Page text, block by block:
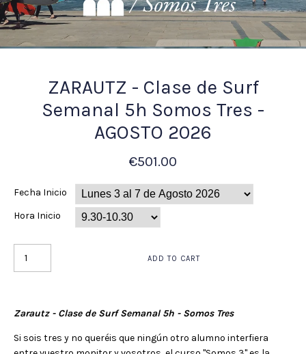
ZARAUTZ - Clase de Surf
Semanal 5h Somos Tres -
AGOSTO 2026
€501.00
Fecha Inicio
Hora Inicio
Zarautz - Clase de Surf Semanal 5h - Somos Tres
Si sois tres y no queréis que ningún otro alumno interfiera